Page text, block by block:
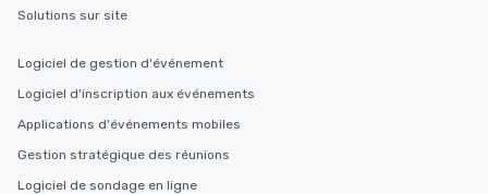
Solutions sur site
Logiciel de gestion d'événement
Logiciel d'inscription aux événements
Applications d'événements mobiles
Gestion stratégique des réunions
Logiciel de sondage en ligne